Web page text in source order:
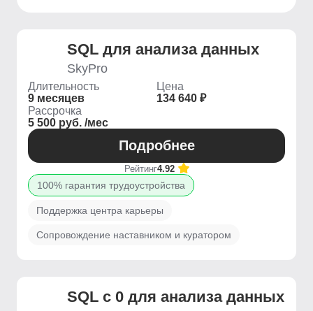
SQL для анализа данных
SkyPro
Длительность
9 месяцев
Цена
134 640 ₽
Рассрочка
5 500 руб. /мес
Подробнее
Рейтинг4.92
100% гарантия трудоустройства
Поддержка центра карьеры
Сопровождение наставником и куратором
SQL с 0 для анализа данных